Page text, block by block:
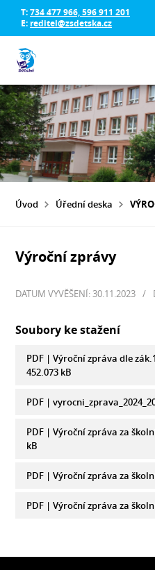
T:734 477 966, 596 911 201
E: reditel@zsdetska.cz
Úvod Úřední deska
Výroční zprávy
DATUM VYVĚŠENÍ: 30.11.2023 /
Soubory ke stažení
PDF |Výroční zpráva dle
452.073 kB
PDF |
PDF |Výroční zpráva za
kB
PDF |Výroční zpráva za
PDF |Výroční zpráva za